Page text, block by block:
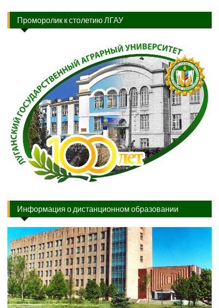
Проморолик к столетию ЛГАУ
Информация о дистанционном образовании